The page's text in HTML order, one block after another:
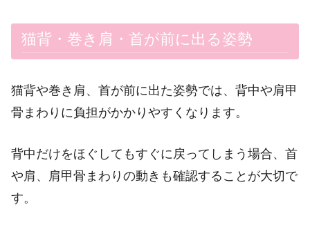
猫背・巻き肩・首が前に出る姿勢
猫背や巻き肩、首が前に出た姿勢では、背中や肩甲
骨まわりに負担がかかりやすくなります。
背中だけをほぐしてもすぐに戻ってしまう場合、首
や肩、肩甲骨まわりの動きも確認することが大切で
す。